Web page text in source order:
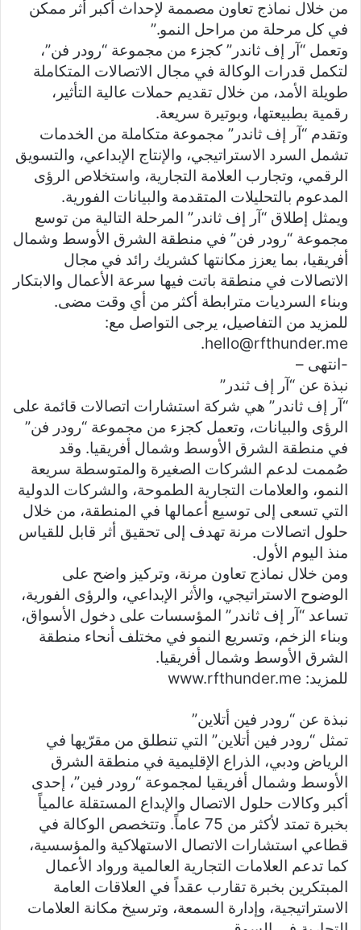
من خلال نماذج تعاون مصممة لإحداث أكبر أثر ممكن
في كل مرحلة من مراحل النمو.”
وتعمل “آر إف ثاندر” كجزء من مجموعة “رودر فن”،
لتكمل قدرات الوكالة في مجال الاتصالات المتكاملة
طويلة الأمد، من خلال تقديم حملات عالية التأثير،
رقمية بطبيعتها، وبوتيرة سريعة.
وتقدم “آر إف ثاندر” مجموعة متكاملة من الخدمات
تشمل السرد الاستراتيجي، والإنتاج الإبداعي، والتسويق
الرقمي، وتجارب العلامة التجارية، واستخلاص الرؤى
المدعوم بالتحليلات المتقدمة والبيانات الفورية.
ويمثل إطلاق “آر إف ثاندر” المرحلة التالية من توسع
مجموعة “رودر فن” في منطقة الشرق الأوسط وشمال
أفريقيا، بما يعزز مكانتها كشريك رائد في مجال
الاتصالات في منطقة باتت فيها سرعة الأعمال والابتكار
وبناء السرديات مترابطة أكثر من أي وقت مضى.
للمزيد من التفاصيل، يرجى التواصل مع:
hello@rfthunder.me.
-انتهى –
نبذة عن “آر إف ثندر”
“آر إف ثاندر” هي شركة استشارات اتصالات قائمة على
الرؤى والبيانات، وتعمل كجزء من مجموعة “رودر فن”
في منطقة الشرق الأوسط وشمال أفريقيا. وقد
صُممت لدعم الشركات الصغيرة والمتوسطة سريعة
النمو، والعلامات التجارية الطموحة، والشركات الدولية
التي تسعى إلى توسيع أعمالها في المنطقة، من خلال
حلول اتصالات مرنة تهدف إلى تحقيق أثر قابل للقياس
منذ اليوم الأول.
ومن خلال نماذج تعاون مرنة، وتركيز واضح على
الوضوح الاستراتيجي، والأثر الإبداعي، والرؤى الفورية،
تساعد “آر إف ثاندر” المؤسسات على دخول الأسواق،
وبناء الزخم، وتسريع النمو في مختلف أنحاء منطقة
الشرق الأوسط وشمال أفريقيا.
للمزيد: www.rfthunder.me
نبذة عن “رودر فين أتلاين”
تمثل “رودر فين أتلاين” التي تنطلق من مقرّيها في
الرياض ودبي، الذراع الإقليمية في منطقة الشرق
الأوسط وشمال أفريقيا لمجموعة “رودر فين”، إحدى
أكبر وكالات حلول الاتصال والإبداع المستقلة عالمياً
بخبرة تمتد لأكثر من 75 عاماً. وتتخصص الوكالة في
قطاعي استشارات الاتصال الاستهلاكية والمؤسسية،
كما تدعم العلامات التجارية العالمية ورواد الأعمال
المبتكرين بخبرة تقارب عقداً في العلاقات العامة
الاستراتيجية، وإدارة السمعة، وترسيخ مكانة العلامات